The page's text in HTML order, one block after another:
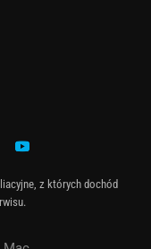
z których dochód